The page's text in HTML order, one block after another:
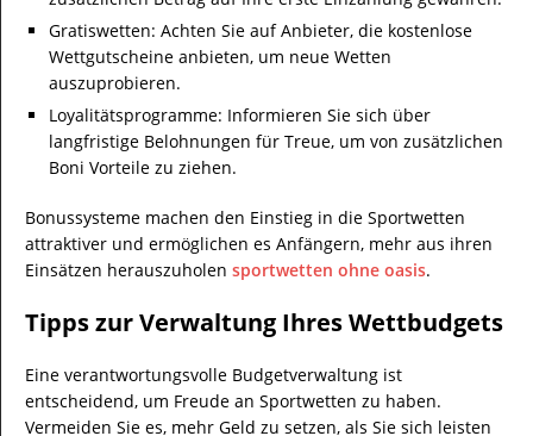
Gratiswetten: Achten Sie auf Anbieter, die kostenlose
Wettgutscheine anbieten, um neue Wetten
auszuprobieren.
Loyalitätsprogramme: Informieren Sie sich über
langfristige Belohnungen für Treue, um von zusätzlichen
Boni Vorteile zu ziehen.
Bonussysteme machen den Einstieg in die Sportwetten
attraktiver und ermöglichen es Anfängern, mehr aus ihren
Einsätzen herauszuholen sportwetten ohne oasis.
Tipps zur Verwaltung Ihres Wettbudgets
Eine verantwortungsvolle Budgetverwaltung ist
entscheidend, um Freude an Sportwetten zu haben.
Vermeiden Sie es, mehr Geld zu setzen, als Sie sich leisten